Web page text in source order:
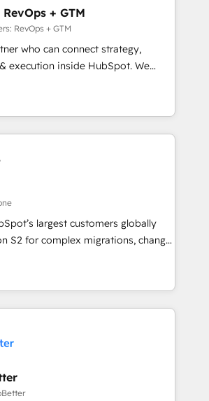
it is proof of trust built through
+ GTM
RevOps + GTM
who can connect strategy,
inside HubSpot. We
most agencies fall short by
strategy with technical execution to
with the right solution. As the
to hold Elite Partner
both HubSpot and Clay, our
advantage in CRM architecture,
data intelligence, and go-to-
RP: -
🛡️ - Pricing: Implementations
in 14 days ⚡ -
a growth problem. Hire a
largest customers globally
S2 for complex migrations, change
integration, and creative
measurable impact and
As one of the few full-
agencies in the HubSpot
build scalable, globally
& RevOps frameworks that
the entire